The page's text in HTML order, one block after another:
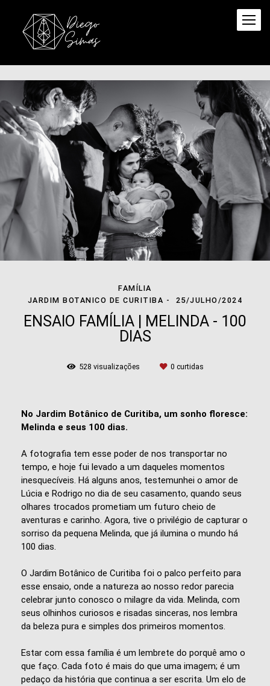
FAMÍLIA
JARDIM BOTANICO DE CURITIBA
25/JULHO/2024
ENSAIO FAMÍLIA | MELINDA - 100
DIAS
528 visualizações 0 curtidas
No Jardim Botânico de Curitiba, um sonho floresce:
Melinda e seus 100 dias.
A fotografia tem esse poder de nos transportar no
tempo, e hoje fui levado a um daqueles momentos
inesquecíveis. Há alguns anos, testemunhei o amor de
Lúcia e Rodrigo no dia de seu casamento, quando seus
olhares trocados prometiam um futuro cheio de
aventuras e carinho. Agora, tive o privilégio de capturar o
sorriso da pequena Melinda, que já ilumina o mundo há
100 dias.
O Jardim Botânico de Curitiba foi o palco perfeito para
esse ensaio, onde a natureza ao nosso redor parecia
celebrar junto conosco o milagre da vida. Melinda, com
seus olhinhos curiosos e risadas sinceras, nos lembra
da beleza pura e simples dos primeiros momentos.
Estar com essa família é um lembrete do porquê amo o
que faço. Cada foto é mais do que uma imagem; é um
pedaço da história que continua a ser escrita. Um elo de